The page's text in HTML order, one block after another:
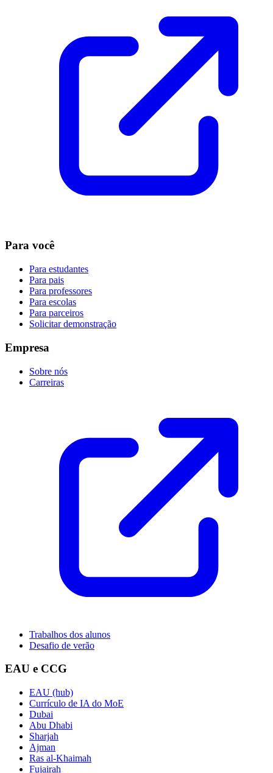
Para você
Para estudantes
Para pais
Para professores
Para escolas
Para parceiros
Solicitar demonstração
Empresa
Sobre nós
Carreiras
Trabalhos dos alunos
Desafio de verão
EAU e CCG
EAU (hub)
Currículo de IA do MoE
Dubai
Abu Dhabi
Sharjah
Ajman
Ras al-Khaimah
Fujairah